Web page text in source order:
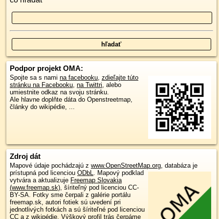
Podpor projekt OMA:
Spojte sa s nami na facebooku, zdieľajte túto
stránku na Facebooku, na Twittri, alebo
umiestnite odkaz na svoju stránku.
Ale hlavne doplňte dáta do Openstreetmap,
články do wikipédie, ...
Zdroj dát
Mapové údaje pochádzajú z www.OpenStreetMap.org, databáza je
prístupná pod licenciou ODbL. Mapový podklad
vytvára a aktualizuje Freemap Slovakia
(www.freemap.sk), šíriteľný pod licenciou CC-
BY-SA. Fotky sme čerpali z galérie portálu
freemap.sk, autori fotiek sú uvedení pri
jednotlivých fotkách a sú šíriteľné pod licenciou
CC a z wikipédie. Výškový profil trás čerpáme